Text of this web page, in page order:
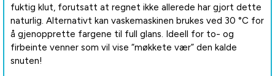
fuktig klut, forutsatt at regnet ikke allerede har gjort dette
naturlig. Alternativt kan vaskemaskinen brukes ved 30 °C for
å gjenopprette fargene til full glans. Ideell for to- og
firbeinte venner som vil vise “møkkete vær” den kalde
snuten!